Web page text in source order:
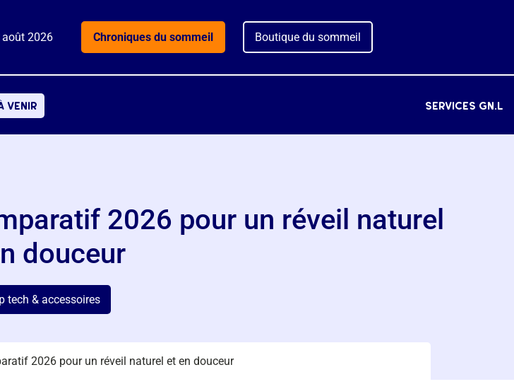
2026 Chroniques du sommeil Boutique du sommeil
venir services gn.l
2026 pour un réveil naturel
douceur
tech & accessoires
2026 pour un réveil naturel et en douceur